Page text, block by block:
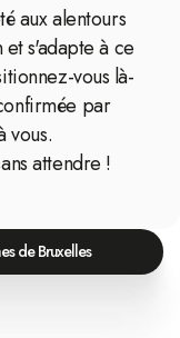
aux alentours
s'adapte à ce
vous là-
par
vous.
attendre !
de Bruxelles